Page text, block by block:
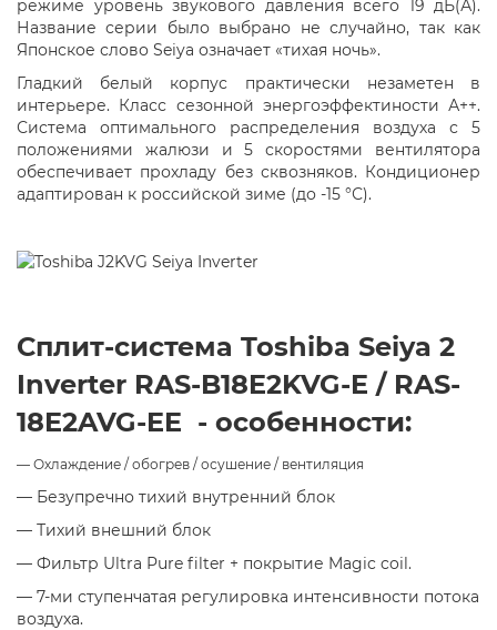
режиме уровень звукового давления всего 19 дБ(А).
Название серии было выбрано не случайно, так как
Японское слово Seiya означает «тихая ночь».
Гладкий белый корпус практически незаметен в
интерьере. Класс сезонной энергоэффектиности А++.
Система оптимального распределения воздуха с 5
положениями жалюзи и 5 скоростями вентилятора
обеспечивает прохладу без сквозняков. Кондиционер
адаптирован к российской зиме (до -15 °С).
Сплит-система Toshiba Seiya 2
Inverter RAS-B18E2KVG-E / RAS-
18E2AVG-EE - особенности:
— Охлаждение / обогрев / осушение / вентиляция
— Безупречно тихий внутренний блок
— Тихий внешний блок
— Фильтр Ultra Pure filter + покрытие Magic coil.
— 7-ми ступенчатая регулировка интенсивности потока
воздуха.